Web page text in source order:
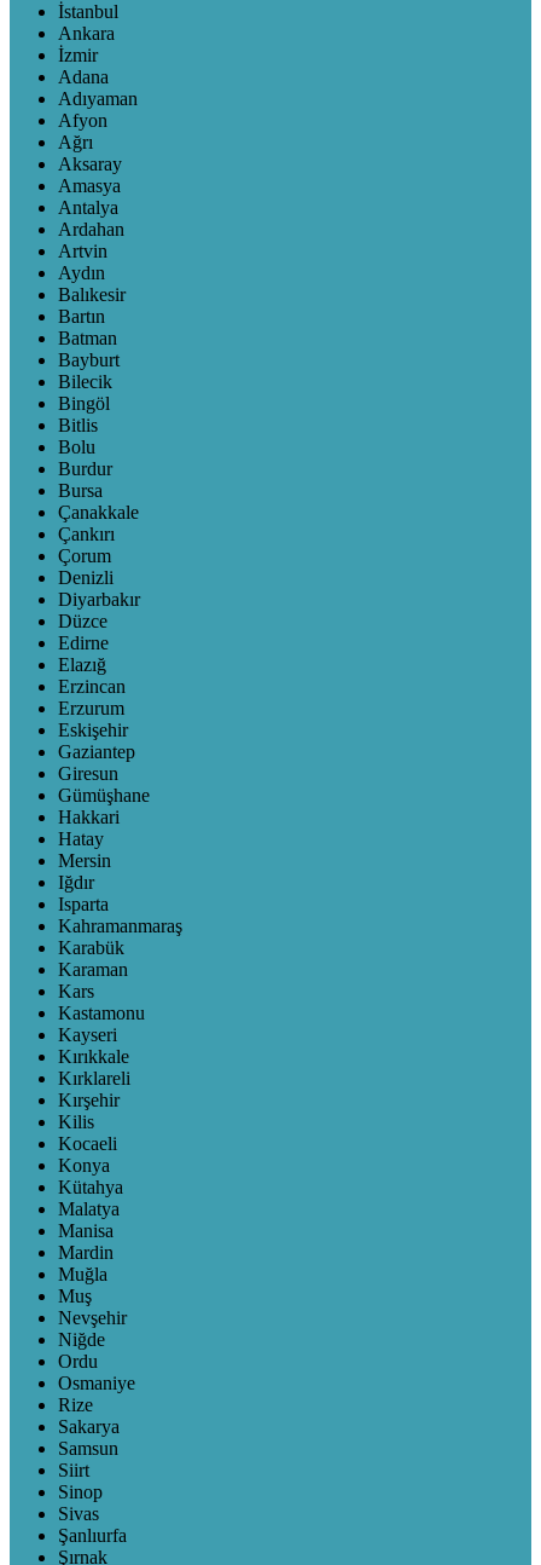
İstanbul
Ankara
İzmir
Adana
Adıyaman
Afyon
Ağrı
Aksaray
Amasya
Antalya
Ardahan
Artvin
Aydın
Balıkesir
Bartın
Batman
Bayburt
Bilecik
Bingöl
Bitlis
Bolu
Burdur
Bursa
Çanakkale
Çankırı
Çorum
Denizli
Diyarbakır
Düzce
Edirne
Elazığ
Erzincan
Erzurum
Eskişehir
Gaziantep
Giresun
Gümüşhane
Hakkari
Hatay
Mersin
Iğdır
Isparta
Kahramanmaraş
Karabük
Karaman
Kars
Kastamonu
Kayseri
Kırıkkale
Kırklareli
Kırşehir
Kilis
Kocaeli
Konya
Kütahya
Malatya
Manisa
Mardin
Muğla
Muş
Nevşehir
Niğde
Ordu
Osmaniye
Rize
Sakarya
Samsun
Siirt
Sinop
Sivas
Şanlıurfa
Şırnak